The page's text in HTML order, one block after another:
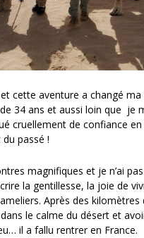
et cette aventure a changé ma
34 ans et aussi loin que je
cruellement de confiance
du passé !
magnifiques et je n’ai
la gentillesse, la joie de
Après des kilomètres
le calme du désert et
il a fallu rentrer en France.